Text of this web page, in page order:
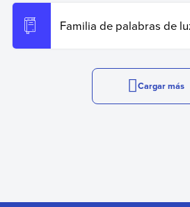
Familia de palabras de
Cargar más